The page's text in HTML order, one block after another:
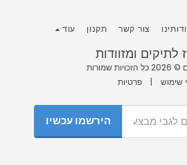
לתיקים ומזוודות
שמורות
שימוש |פרטיות
צור קשר תקנון עוד
הירשמו עכשיו